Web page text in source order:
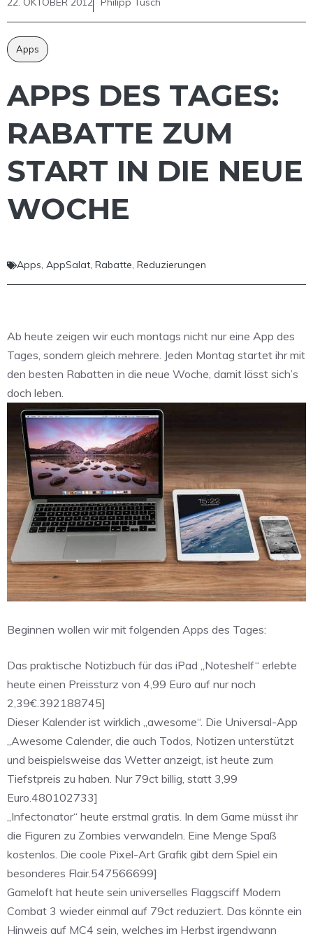
Apps
APPS DES TAGES:
RABATTE ZUM
START IN DIE NEUE
WOCHE
Apps, AppSalat, Rabatte, Reduzierungen
Ab heute zeigen wir euch montags nicht nur eine App des
Tages, sondern gleich mehrere. Jeden Montag startet ihr mit
den besten Rabatten in die neue Woche, damit lässt sich’s
doch leben.
Beginnen wollen wir mit folgenden Apps des Tages:
Das praktische Notizbuch für das iPad „Noteshelf“ erlebte
heute einen Preissturz von 4,99 Euro auf nur noch
2,39€.392188745]
Dieser Kalender ist wirklich „awesome“. Die Universal-App
„Awesome Calender, die auch Todos, Notizen unterstützt
und beispielsweise das Wetter anzeigt, ist heute zum
Tiefstpreis zu haben. Nur 79ct billig, statt 3,99
Euro.480102733]
„Infectonator“ heute erstmal gratis. In dem Game müsst ihr
die Figuren zu Zombies verwandeln. Eine Menge Spaß
kostenlos. Die coole Pixel-Art Grafik gibt dem Spiel ein
besonderes Flair.547566699]
Gameloft hat heute sein universelles Flaggsciff Modern
Combat 3 wieder einmal auf 79ct reduziert. Das könnte ein
Hinweis auf MC4 sein, welches im Herbst irgendwann